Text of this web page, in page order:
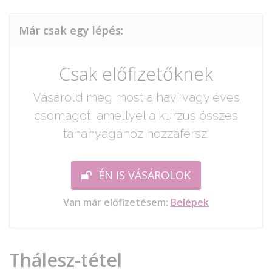
Már csak egy lépés:
Csak előfizetőknek
Vásárold meg most a havi vagy éves
csomagot, amellyel a kurzus összes
tananyagához hozzáférsz.
ÉN IS VÁSÁROLOK
Van már előfizetésem: Belépek
Thálesz-tétel